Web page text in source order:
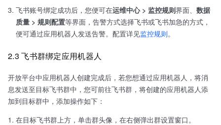
飞书账号绑定成功后，您便可在运维中心 > 监控规则界面、 数据
质量 > 规则配置等界面，告警方式选择飞书或飞书加急的方式，
便可通过应用机器人发送告警。配置详见监控规则。
2.3 飞书群绑定应用机器人
开放平台中应用机器人创建完成后，若您想通过应用机器人，将消
息发送至目标飞书群中，您可前往飞书群，将创建的应用机器人添
加到目标群中，添加操作如下：
在目标飞书群上方，单击群头像，在右侧弹出群设置窗口。